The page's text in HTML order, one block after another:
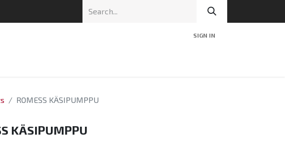
SIGN IN
ROMESS KÄSIPUMPPU
KÄSIPUMPPU